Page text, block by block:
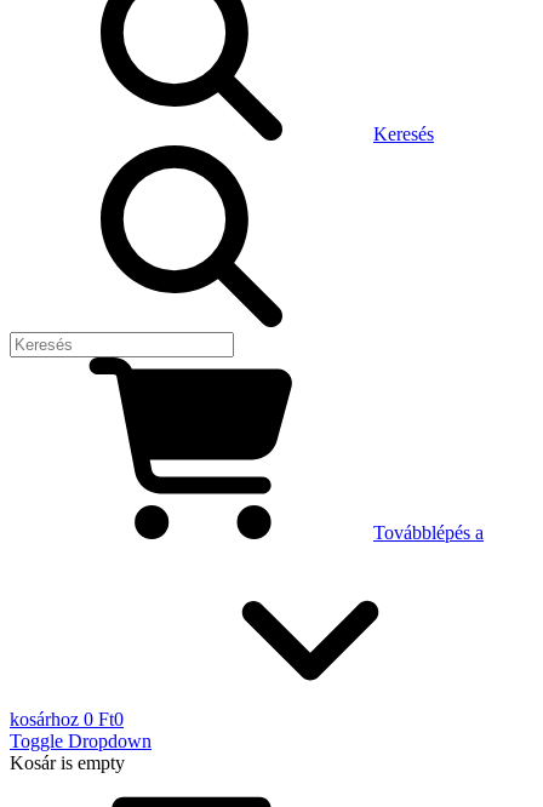
Keresés
Továbblépés a
kosárhoz 0 Ft0
Toggle Dropdown
Kosáris empty